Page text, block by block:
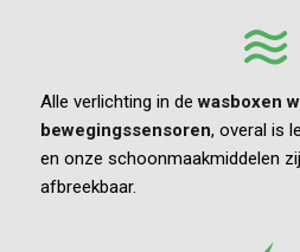
Alle verlichting in dewasboxen
bewegingssensoren, overal is
en onze schoonmaakmiddelen
afbreekbaar.